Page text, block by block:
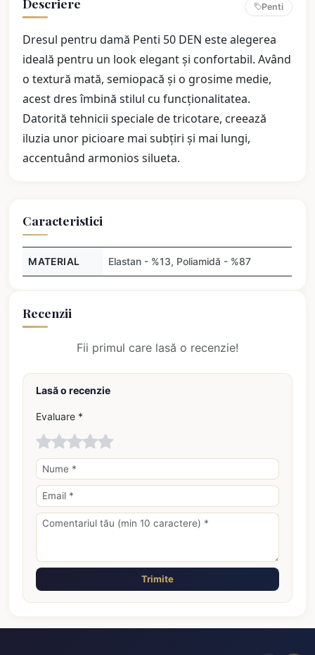
Penti
Dresul pentru damă Penti 50 DEN este alegerea
ideală pentru un look elegant și confortabil. Având
o textură mată, semiopacă și o grosime medie,
acest dres îmbină stilul cu funcționalitatea.
Datorită tehnicii speciale de tricotare, creează
iluzia unor picioare mai subțiri și mai lungi,
accentuând armonios silueta.
Caracteristici
MATERIAL Elastan - %13, Poliamidă - %87
Recenzii
Fii primul care lasă o recenzie!
Lasă o recenzie
Evaluare *
Trimite